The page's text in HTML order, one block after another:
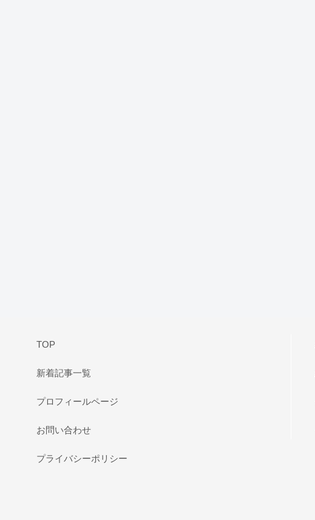
TOP
新着記事一覧
プロフィールページ
お問い合わせ
プライバシーポリシー